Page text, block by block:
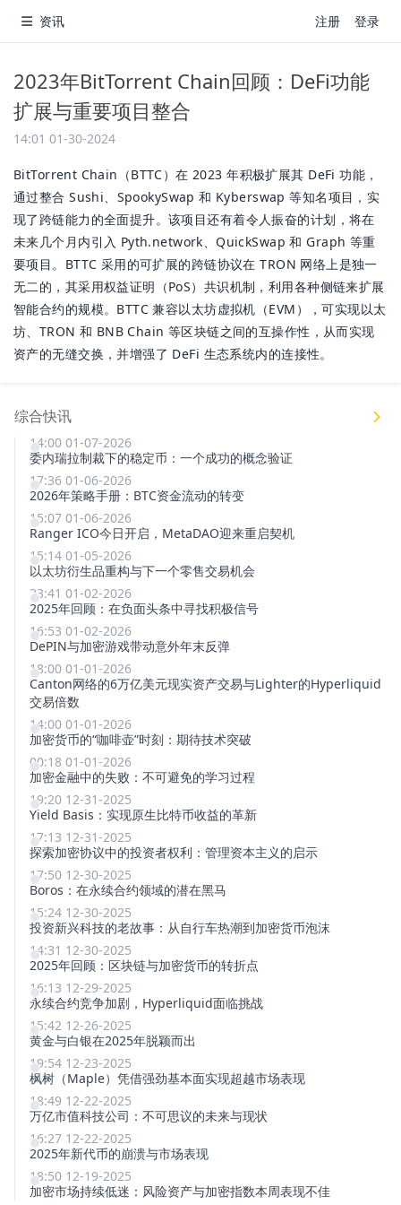
资讯 注册 登录
2023年BitTorrent Chain回顾：DeFi功能
扩展与重要项目整合
14:01 01-30-2024
BitTorrent Chain（BTTC）在 2023 年积极扩展其 DeFi 功能，
通过整合 Sushi、SpookySwap 和 Kyberswap 等知名项目，实
现了跨链能力的全面提升。该项目还有着令人振奋的计划，将在
未来几个月内引入 Pyth.network、QuickSwap 和 Graph 等重
要项目。BTTC 采用的可扩展的跨链协议在 TRON 网络上是独一
无二的，其采用权益证明（PoS）共识机制，利用各种侧链来扩展
智能合约的规模。BTTC 兼容以太坊虚拟机（EVM），可实现以太
坊、TRON 和 BNB Chain 等区块链之间的互操作性，从而实现
资产的无缝交换，并增强了 DeFi 生态系统内的连接性。
综合快讯
14:00 01-07-2026
委内瑞拉制裁下的稳定币：一个成功的概念验证
17:36 01-06-2026
2026年策略手册：BTC资金流动的转变
15:07 01-06-2026
Ranger ICO今日开启，MetaDAO迎来重启契机
15:14 01-05-2026
以太坊衍生品重构与下一个零售交易机会
23:41 01-02-2026
2025年回顾：在负面头条中寻找积极信号
16:53 01-02-2026
DePIN与加密游戏带动意外年末反弹
18:00 01-01-2026
Canton网络的6万亿美元现实资产交易与Lighter的Hyperliquid
交易倍数
14:00 01-01-2026
加密货币的“咖啡壶”时刻：期待技术突破
00:18 01-01-2026
加密金融中的失败：不可避免的学习过程
19:20 12-31-2025
Yield Basis：实现原生比特币收益的革新
17:13 12-31-2025
探索加密协议中的投资者权利：管理资本主义的启示
17:50 12-30-2025
Boros：在永续合约领域的潜在黑马
15:24 12-30-2025
投资新兴科技的老故事：从自行车热潮到加密货币泡沫
14:31 12-30-2025
2025年回顾：区块链与加密货币的转折点
16:13 12-29-2025
永续合约竞争加剧，Hyperliquid面临挑战
15:42 12-26-2025
黄金与白银在2025年脱颖而出
19:54 12-23-2025
枫树（Maple）凭借强劲基本面实现超越市场表现
18:49 12-22-2025
万亿市值科技公司：不可思议的未来与现状
16:27 12-22-2025
2025年新代币的崩溃与市场表现
18:50 12-19-2025
加密市场持续低迷：风险资产与加密指数本周表现不佳